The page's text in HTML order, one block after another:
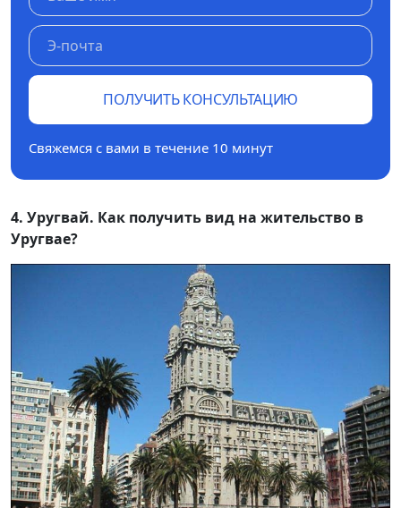
ПОЛУЧИТЬ КОНСУЛЬТАЦИЮ
Свяжемся с вами в течение 10 минут
4. Уругвай. Как получить вид на жительство в
Уругвае?